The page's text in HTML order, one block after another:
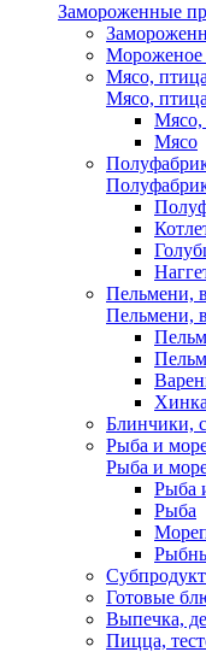
Замороженные
Мороженое
Мясо,
Мясо,
Мясо,
Мясо
Пельмени,
Пельмени,
Блинчики,
Рыба и
Рыба и
Рыба
Рыба
Готовые
Выпечка,
Пицца,